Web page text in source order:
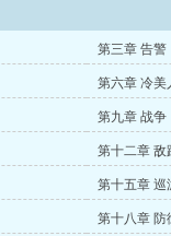
第三章 告警
第六章 冷美
第九章 战争
第十二章 敌
第十五章 巡
第十八章 防